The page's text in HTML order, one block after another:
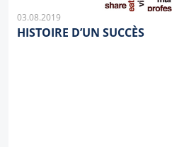
03.08.2019
HISTOIRE D’UN SUCCÈS